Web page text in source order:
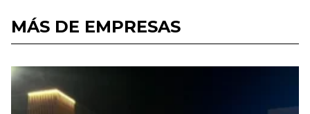
MÁS DE EMPRESAS